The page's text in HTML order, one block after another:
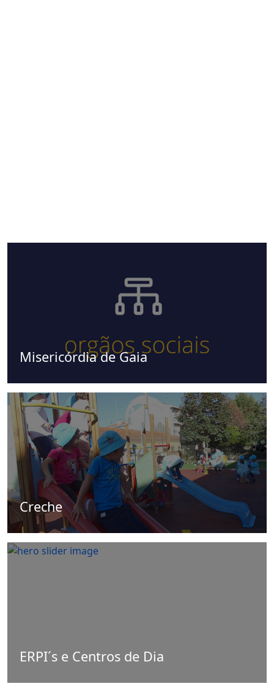
Misericórdia de Gaia
Creche
ERPI´s e Centros de Dia